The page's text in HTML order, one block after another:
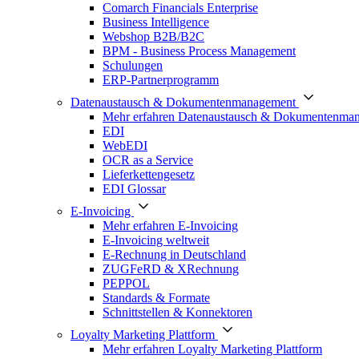
Comarch Financials Enterprise
Business Intelligence
Webshop B2B/B2C
BPM - Business Process Management
Schulungen
ERP-Partnerprogramm
Datenaustausch & Dokumentenmanagement
Mehr erfahren Datenaustausch &
EDI
WebEDI
OCR as a Service
Lieferkettengesetz
EDI Glossar
E-Invoicing
Mehr erfahren E-Invoicing
E-Invoicing weltweit
E-Rechnung in Deutschland
ZUGFeRD & XRechnung
PEPPOL
Standards & Formate
Schnittstellen & Konnektoren
Loyalty Marketing Plattform
Mehr erfahren Loyalty Marketing Plattform